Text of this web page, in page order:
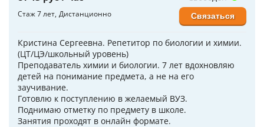
Стаж 7 лет Дистанционно
Кристина Сергеевна. Репетитор по биологии и химии.
(ЦТ/ЦЭ/школьный уровень)
Преподаватель химии и биологии. 7 лет вдохновляю
детей на понимание предмета, а не на его
заучивание.
Готовлю к поступлению в желаемый ВУЗ.
Поднимаю отметку по предмету в школе.
Занятия проходят в онлайн формате.
Связаться